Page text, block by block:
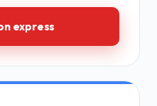
express